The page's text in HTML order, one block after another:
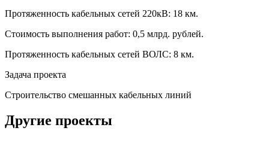
Протяженность кабельных сетей 220кВ: 18 км.
Стоимость выполнения работ: 0,5 млрд. рублей.
Протяженность кабельных сетей ВОЛС: 8 км.
Задача проекта
Строительство смешанных кабельных линий
Другие проекты